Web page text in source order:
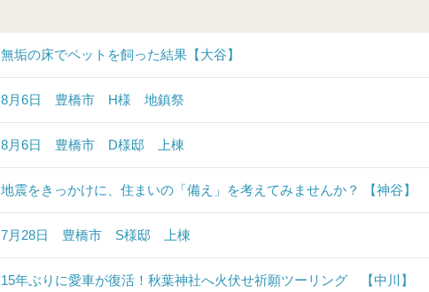
無垢の床でペットを飼った結果【大谷】
8月6日 豊橋市 H様 地鎮祭
8月6日 豊橋市 D様邸 上棟
地震をきっかけに、住まいの「備え」を考えてみませんか？ 【神谷】
7月28日 豊橋市 S様邸 上棟
15年ぶりに愛車が復活！秋葉神社へ火伏せ祈願ツーリング 【中川】